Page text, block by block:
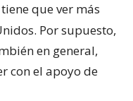
tiene que ver más
Por supuesto,
en general,
con el apoyo de